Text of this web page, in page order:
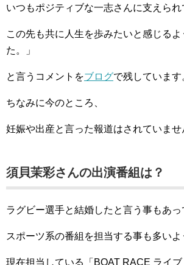
いつもポジティブな一志さんに支えられ
この先も共に人生を歩みたいと感じるよ
た。」
と言うコメントをブログで残しています
ちなみに今のところ、
妊娠や出産と言った報道はされていませ
須貝茉彩さんの出演番組は？
ラグビー選手と結婚したと言う事もあっ
スポーツ系の番組を担当する事も多いよ
現在担当している「BOAT RACE ライブ